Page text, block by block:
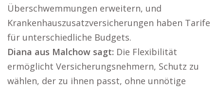
Überschwemmungen erweitern, und
Krankenhauszusatzversicherungen haben Tarife
für unterschiedliche Budgets.
Diana aus Malchow sagt: Die Flexibilität
ermöglicht Versicherungsnehmern, Schutz zu
wählen, der zu ihnen passt, ohne unnötige